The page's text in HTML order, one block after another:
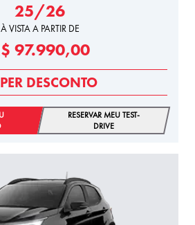
25/26
À VISTA A PARTIR DE
97.990,00
DESCONTO
RESERVAR MEU TEST-
DRIVE